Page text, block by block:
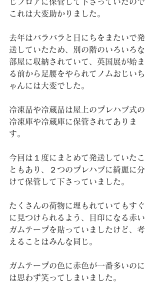
これは大変助かりました。
去年はバラバラと日にちをまたいで発
送していたため、別の階のいろいろな
部屋に収納されていて、英国展が始ま
る前から足腰をやられてノムおじいち
ゃんには大変でした。
冷凍品や冷蔵品は屋上のプレハブ式の
冷凍庫や冷蔵庫に保管されてありま
す。
今回は１度にまとめて発送していたこ
ともあり、２つのプレハブに綺麗に分
けて保管して下さっていました。
たくさんの荷物に埋もれていてもすぐ
に見つけられるよう、目印になる赤い
ガムテープを貼っていましたけど、考
えることはみんな同じ。
ガムテープの色に赤色が一番多いのに
は思わず笑ってしまいました。